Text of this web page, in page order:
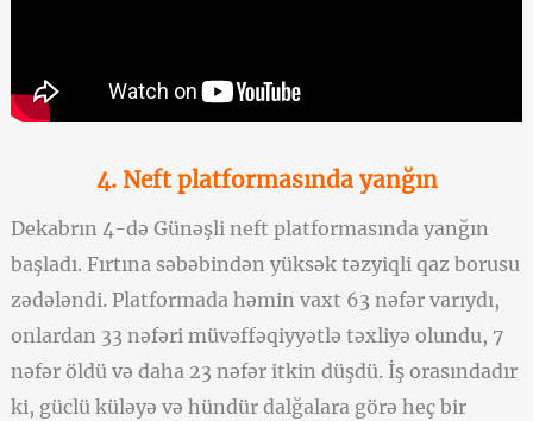
4. Neft platformasında yanğın
Dekabrın 4-də Günəşli neft platformasında yanğın
başladı. Fırtına səbəbindən yüksək təzyiqli qaz borusu
zədələndi. Platformada həmin vaxt 63 nəfər varıydı,
onlardan 33 nəfəri müvəffəqiyyətlə təxliyə olundu, 7
nəfər öldü və daha 23 nəfər itkin düşdü. İş orasındadır
ki, güclü küləyə və hündür dalğalara görə heç bir